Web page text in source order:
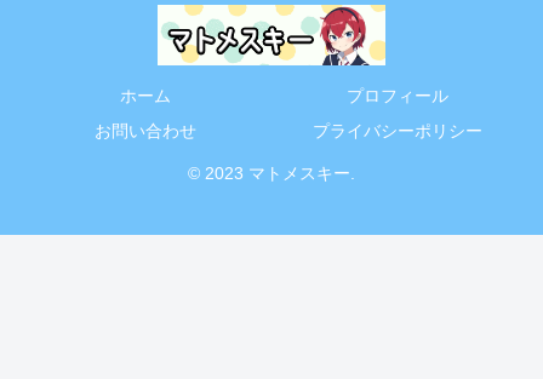
ホーム
プロフィール
お問い合わせ
プライバシーポリシー
© 2023 マトメスキー.